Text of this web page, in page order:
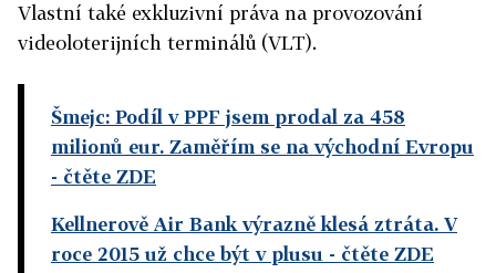
Vlastní také exkluzivní práva na provozování
videoloterijních terminálů (VLT).
Šmejc: Podíl v PPF jsem prodal za 458
milionů eur. Zaměřím se na východní Evropu
- čtěte ZDE
Kellnerově Air Bank výrazně klesá ztráta. V
roce 2015 už chce být v plusu - čtěte ZDE